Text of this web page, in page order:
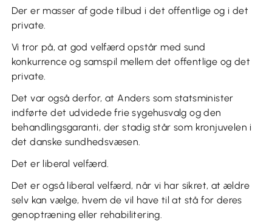
Der er masser af gode tilbud i det offentlige og i det
private.
Vi tror på, at god velfærd opstår med sund
konkurrence og samspil mellem det offentlige og det
private.
Det var også derfor, at Anders som statsminister
indførte det udvidede frie sygehusvalg og den
behandlingsgaranti, der stadig står som kronjuvelen i
det danske sundhedsvæsen.
Det er liberal velfærd.
Det er også liberal velfærd, når vi har sikret, at ældre
selv kan vælge, hvem de vil have til at stå for deres
genoptræning eller rehabilitering.